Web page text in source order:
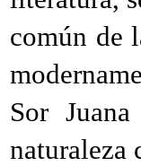
común de
Sor
naturaleza